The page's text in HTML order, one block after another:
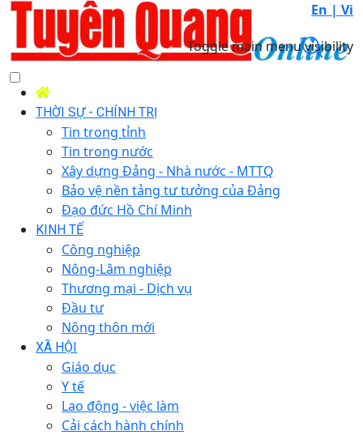
En | Vi
Toggle main menu visibility
THỜI SỰ - CHÍNH TRỊ
Tin trong tỉnh
Tin trong nước
Xây dựng Đảng - Nhà nước - MTTQ
Bảo vệ nền tảng tư tưởng của Đảng
Đạo đức Hồ Chí Minh
KINH TẾ
Công nghiệp
Nông-Lâm nghiệp
Thương mại - Dịch vụ
Đầu tư
Nông thôn mới
XÃ HỘI
Giáo dục
Y tế
Lao động - việc làm
Cải cách hành chính